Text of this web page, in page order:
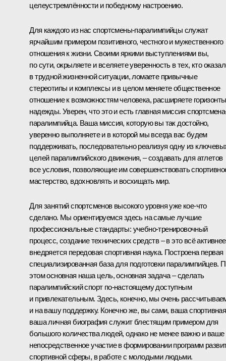
целеустремлённости и победному настроению.
Для каждого из нас спортсмены-паралимпийцы служат
ярчайшим примером позитивного, честного и мужественного
отношения к жизни. Своими яркими выступлениями вы,
по сути, окрыляете и вселяете уверенность в тех, кто
в трудной жизненной ситуации, ломаете привычные
стереотипы и комплексы и в целом меняете общественное
отношение к возможностям человека, расширяете горизонты
надежды. Уверен, что это и есть главная миссия
паралимпийца. Ваша миссия, которую вы так достойно,
уверенно выполняете и в которой мы всегда вас будем
поддерживать, последовательно реализуя одну из
целей паралимпийского движения, – создавать для атлетов
все условия, позволяющие им совершенствовать
мастерство, вдохновлять и восхищать мир.
Для занятий спортсменов высокого уровня уже кое‑что
сделано. Мы ориентируемся здесь на самые лучшие
профессиональные стандарты: учебно-тренировочный
процесс, создание технических средств – в это всё активнее
внедряется передовая спортивная наука. Построена первая
специализированная база для подготовки паралимпийцев.
этом основная наша цель, основная задача – сделать
паралимпийский спорт по‑настоящему доступным
и привлекательным. Здесь, конечно, мы очень
и на вашу поддержку. Конечно же, вы сами, ваша
ваша личная биография служит блестящим примером для
большого количества людей, однако не менее важно и ваше
непосредственное участие в формировании программ
спортивной сферы, в работе с молодыми людьми.